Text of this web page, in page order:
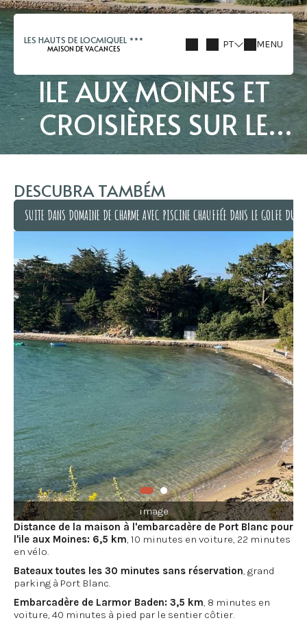
LES HAUTS DE LOCMIQUEL
MAISON DE VACANCES PT MENU
ILE AUX MOINES ET
CROISIÈRES SUR LE
GOLFE
DESCUBRA TAMBÉM
SUITE DANS DOMAINE DE CHARME AVEC PISCINE CHAUFFÉE DANS LE GOLFE DU
SUITE DANS DOMAINE DE CHARME AVEC PISCINE CHAUFFÉE DANS LE GOLFE DU
image
Distance de la maison à l'embarcadère de Port Blanc pour
l'ile aux Moines: 6,5 km, 10 minutes en voiture, 22 minutes
en vélo.
Bateaux toutes les 30 minutes sans réservation, grand
parking à Port Blanc.
Embarcadère de Larmor Baden: 3,5 km, 8 minutes en
voiture, 40 minutes à pied par le sentier côtier.